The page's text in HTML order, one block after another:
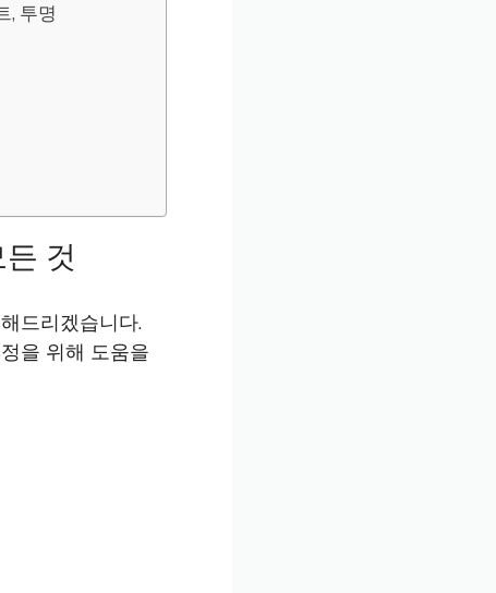
, 투명
것
드리겠습니다.
을 위해 도움을